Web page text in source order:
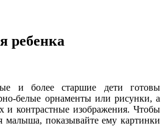
ребенка
и более старшие дети готовы
белые орнаменты или рисунки, а
контрастные изображения. Чтобы
малыша, показывайте ему картинки